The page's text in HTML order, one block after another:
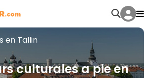
en Tallin
culturales a pie en